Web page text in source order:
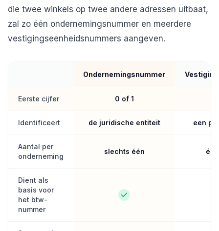
die twee winkels op twee andere adressen uitbaat,
zal zo één ondernemingsnummer en meerdere
vestigingseenheidsnummers aangeven.
Ondernemingsnummer
Eerste cijfer 0 of 1
Identificeert de juridische entiteit een
Aantal per
onderneming
slechts één
Dient als
basis voor
het btw-
nummer